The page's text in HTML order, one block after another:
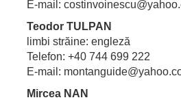
E-mail:
Teodor TULPAN
limbi străine: engleză
Telefon: +40 744 699 222
E-mail:
Mircea NAN